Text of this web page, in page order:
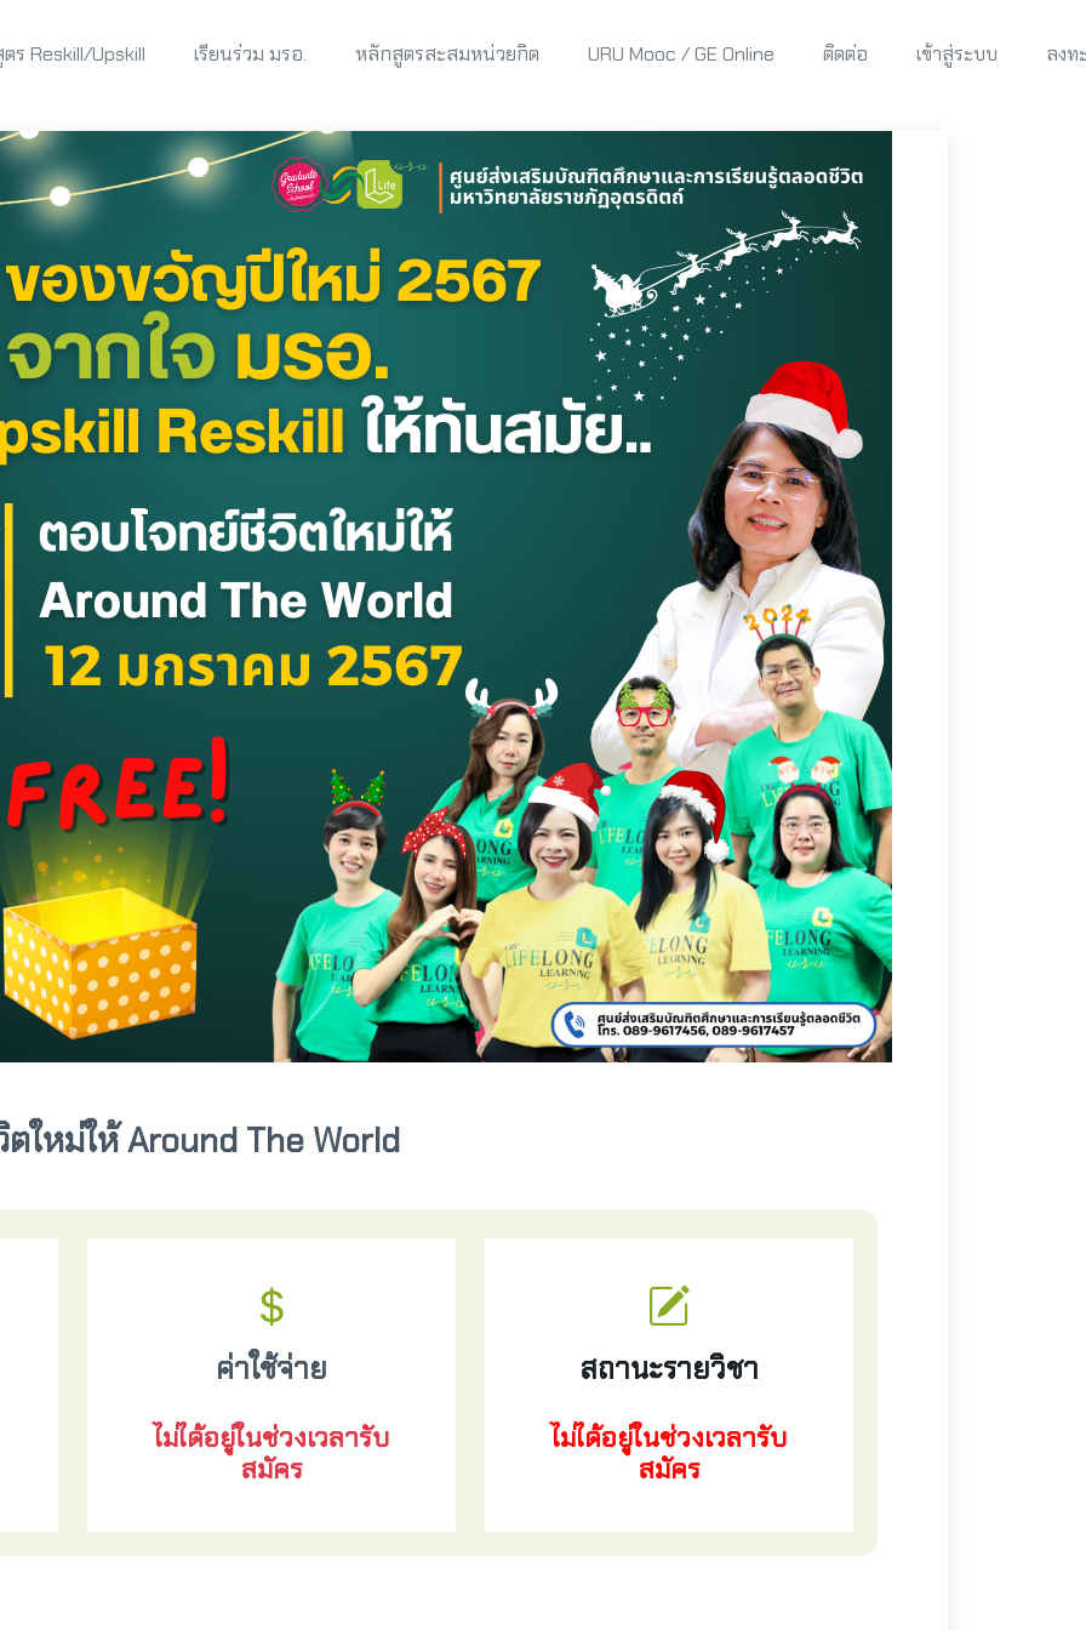
ร Reskill/Upskill เรียนร่วม มรอ. หลักสูตรสะสมหน่วยกิต URU Mooc / GE Online ติดต่อ เข้าสู่ระบบ ลงท
ใหม่ให้ Around The World
ค่าใช้จ่าย
ไม่ได้อยู่ในช่วงเวลารับ
สมัคร
สถานะรายวิชา
ไม่ได้อยู่ในช่วงเวลารับ
สมัคร